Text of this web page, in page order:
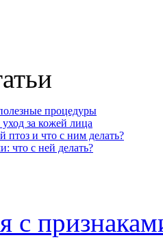
процедуры
за кожей лица
птоз и что с ним делать?
что с ней делать?
с